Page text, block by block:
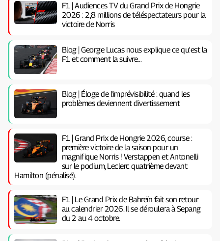
F1 | Audiences TV du Grand Prix de Hongrie
2026 : 2,8 millions de téléspectateurs pour la
victoire de Norris
Blog | George Lucas nous explique ce qu'est la
F1 et comment la suivre…
Blog | Éloge de l'imprévisibilité : quand les
problèmes deviennent divertissement
F1 | Grand Prix de Hongrie 2026, course :
première victoire de la saison pour un
magnifique Norris ! Verstappen et Antonelli
sur le podium, Leclerc quatrième devant
Hamilton (pénalisé).
F1 | Le Grand Prix de Bahreïn fait son retour
au calendrier 2026. Il se déroulera à Sepang
du 2 au 4 octobre.